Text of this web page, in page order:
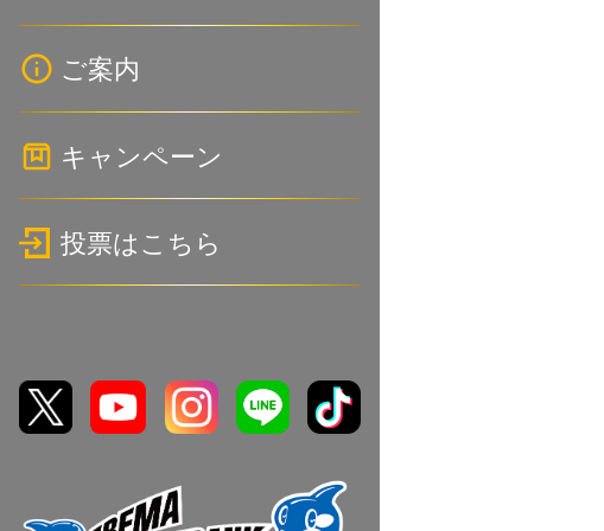
レース情報
予想情報
リーフレット
発走・締切時刻表
場外発売場一覧
プレイバック
バンクレポート
フォトギャラリー
イベント情報
イベントスケジュール
場内グルメ
ご案内
お知らせ情報
ご来場について
アクセス
有料指定席予約システム
横断幕掲出
キャンペーン
SNSキャンペーン
YouTubeプレゼント
CTCキャンペーン
投票はこちら